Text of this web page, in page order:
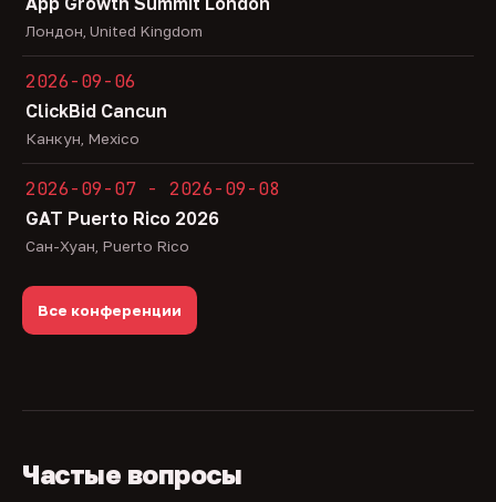
Лондон, United Kingdom
2026-09-06
ClickBid Cancun
Канкун, Mexico
2026-09-07 - 2026-09-08
GAT Puerto Rico 2026
Сан-Хуан, Puerto Rico
Все конференции
Частые вопросы